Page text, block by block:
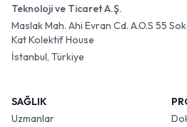
Teknoloji ve Ticaret A.Ş.
Maslak Mah. Ahi Evran Cd. A.O.S 55
Kat Kolektif House
İstanbul, Türkiye
SAĞLIK
Uzmanlar